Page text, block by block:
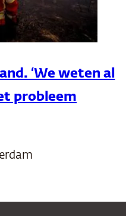
‘We weten al
probleem